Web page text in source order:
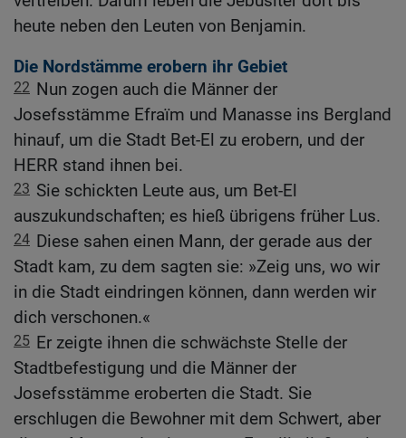
heute neben den Leuten von Benjamin.
Die Nordstämme erobern ihr Gebiet
22 Nun zogen auch die Männer der
Josefsstämme Efraïm und Manasse ins Bergland
hinauf, um die Stadt Bet-El zu erobern, und der
HERR stand ihnen bei.
23 Sie schickten Leute aus, um Bet-El
auszukundschaften; es hieß übrigens früher Lus.
24 Diese sahen einen Mann, der gerade aus der
Stadt kam, zu dem sagten sie: »Zeig uns, wo wir
in die Stadt eindringen können, dann werden wir
dich verschonen.«
25 Er zeigte ihnen die schwächste Stelle der
Stadtbefestigung und die Männer der
Josefsstämme eroberten die Stadt. Sie
erschlugen die Bewohner mit dem Schwert, aber